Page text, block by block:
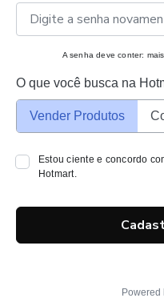
A senha deve conter:
O que você busca na
Vender Produtos
Estou ciente e concordo
Hotmart.
Powered